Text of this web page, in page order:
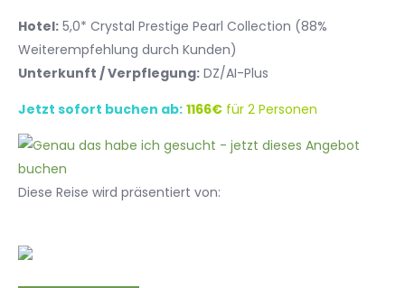
Hotel: 5,0* Crystal Prestige Pearl Collection (88%
Weiterempfehlung durch Kunden)
Unterkunft / Verpflegung: DZ/AI-Plus
Jetzt sofort buchen ab: 1166€ für 2 Personen
Diese Reise wird präsentiert von: